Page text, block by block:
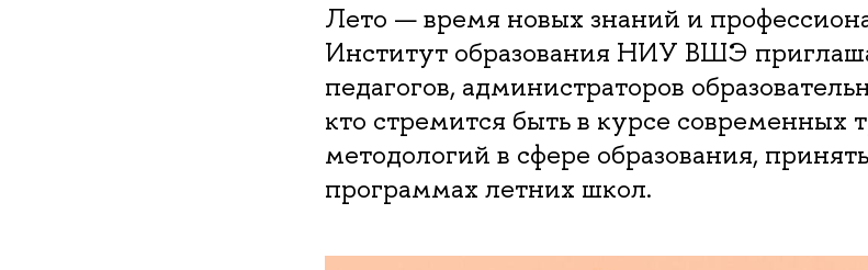
Лето — время новых знаний и
Институт образования НИУ ВШЭ
педагогов, администраторов
кто стремится быть в курсе современных
методологий в сфере образования,
программах летних школ.